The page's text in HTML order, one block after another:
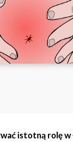
istotną rolę w